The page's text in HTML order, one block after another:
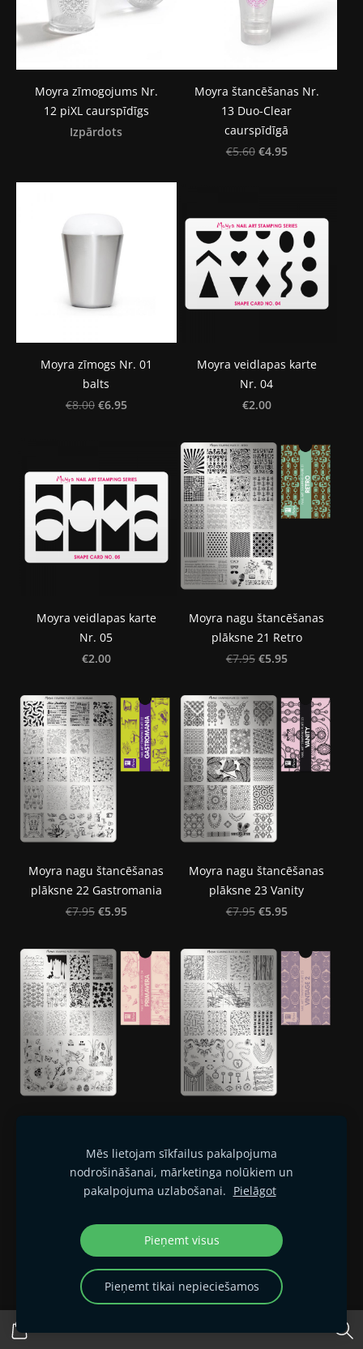
Moyra zīmogojums Nr.
12 piXL caurspīdīgs
Izpārdots
Moyra štancēšanas Nr.
13 Duo-Clear
caurspīdīgā
€5.60 €4.95
Moyra zīmogs Nr. 01
balts
€8.00 €6.95
Moyra veidlapas karte
Nr. 04
€2.00
Moyra veidlapas karte
Nr. 05
€2.00
Moyra nagu štancēšanas
plāksne 21 Retro
€7.95 €5.95
Moyra nagu štancēšanas
plāksne 22 Gastromania
€7.95 €5.95
Moyra nagu štancēšanas
plāksne 23 Vanity
€7.95 €5.95
€7.95 €5.95 €7.95
Mēs lietojam sīkfailus pakalpojuma
nodrošināšanai, mārketinga nolūkiem un
pakalpojuma uzlabošanai. Pielāgot
Pieņemt visus
Pieņemt tikai nepieciešamos